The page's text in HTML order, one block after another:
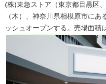
(株)東急ストア（東京都目黒区
（木）、神奈川県相模原市に
ッシュオープンする。売場面積